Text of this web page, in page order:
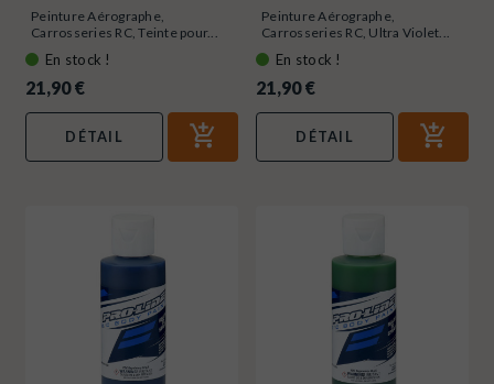
Peinture Aérographe,
Carrosseries RC, Teinte pour...
En stock !
21,90 €
DÉTAIL
Peinture Aérographe,
Carrosseries RC, Ultra Violet...
En stock !
21,90 €
DÉTAIL